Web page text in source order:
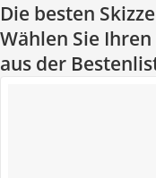
Die besten
Wählen Sie
aus der